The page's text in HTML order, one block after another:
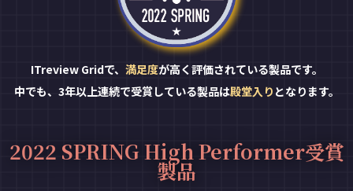
ITreview Gridで、 満足度が高く評価されている製品です。
中でも、3年以上連続で受賞している製品は殿堂入り となります。
2022 SPRING High Performer受賞
製品